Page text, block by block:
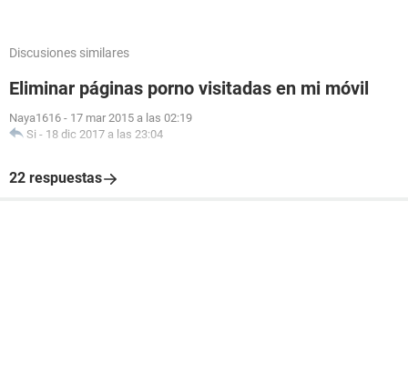
Discusiones similares
Eliminar páginas porno visitadas en mi móvil
Naya1616 - 17 mar 2015 a las 02:19
Si - 18 dic 2017 a las 23:04
22 respuestas